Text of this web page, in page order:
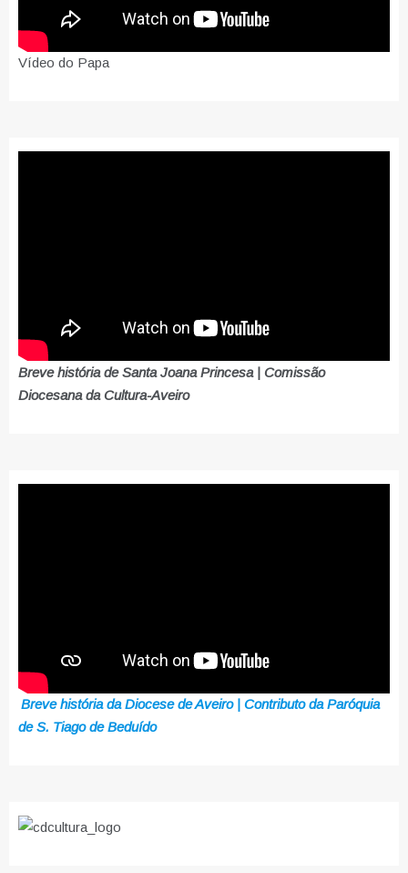
Vídeo do Papa
Breve história de Santa Joana Princesa | Comissão
Diocesana da Cultura-Aveiro
Breve história da Diocese de Aveiro | Contributo da Paróquia
de S. Tiago de Beduído